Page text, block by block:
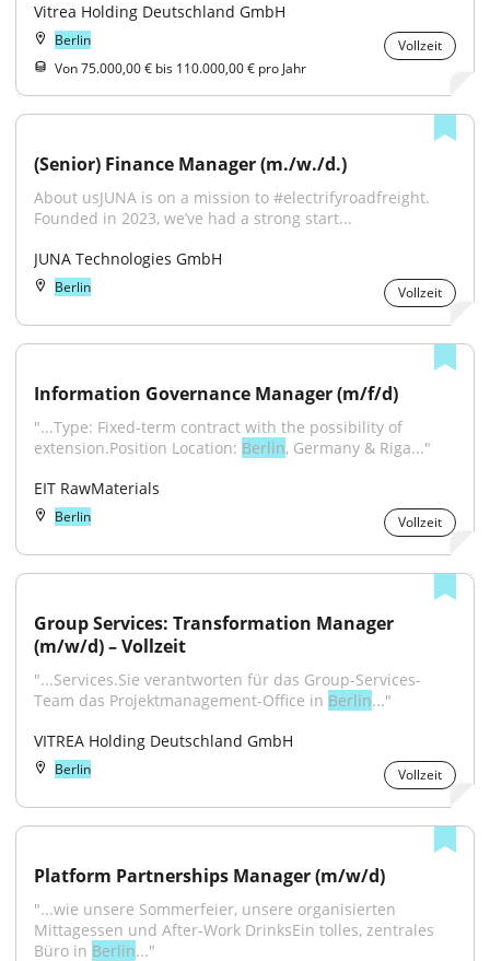
Vitrea Holding Deutschland GmbH
Berlin
Vollzeit
Von 75.000,00 € bis 110.000,00 € pro Jahr
(Senior) Finance Manager (m./w./d.)
About usJUNA is on a mission to #electrifyroadfreight.
Founded in 2023, we’ve had a strong start...
JUNA Technologies GmbH
Berlin Vollzeit
Information Governance Manager (m/f/d)
"...Type: Fixed-term contract with the possibility of
extension.Position Location: Berlin, Germany & Riga..."
EIT RawMaterials
Berlin Vollzeit
Group Services: Transformation Manager
(m/w/d) – Vollzeit
"...Services.Sie verantworten für das Group-Services-
Team das Projektmanagement-Office in Berlin..."
VITREA Holding Deutschland GmbH
Berlin Vollzeit
Platform Partnerships Manager (m/w/d)
"...wie unsere Sommerfeier, unsere organisierten
Mittagessen und After-Work DrinksEin tolles, zentrales
Büro in Berlin..."